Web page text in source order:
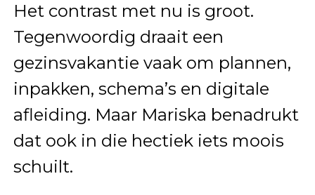
Het contrast met nu is groot.
Tegenwoordig draait een
gezinsvakantie vaak om plannen,
inpakken, schema’s en digitale
afleiding. Maar Mariska benadrukt
dat ook in die hectiek iets moois
schuilt.